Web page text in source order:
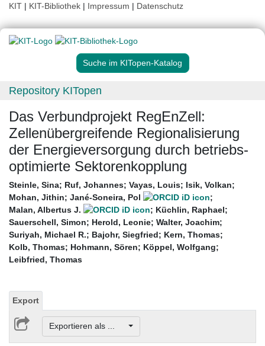
KIT | KIT-Bibliothek | Impressum | Datenschutz
Suche im KITopen-Katalog
Repository KITopen
Das Verbundprojekt RegEnZell:
Zellenübergreifende Regionalisierung
der Energieversorgung durch betriebs-
optimierte Sektorenkopplung
Steinle, Sina; Ruf, Johannes; Vayas, Louis; Isik, Volkan;
Mohan, Jithin; Jané-Soneira, Pol
;
Malan, Albertus J.
; Küchlin, Raphael;
Sauerschell, Simon; Herold, Leonie; Walter, Joachim;
Suriyah, Michael R.; Bajohr, Siegfried; Kern, Thomas;
Kolb, Thomas; Hohmann, Sören; Köppel, Wolfgang;
Leibfried, Thomas
Export
Exportieren als ...